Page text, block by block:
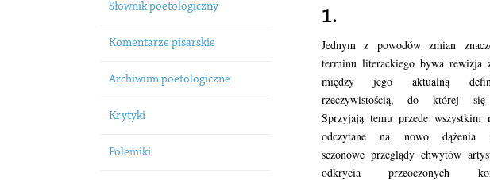
Słownik poetologiczny
Komentarze pisarskie
Archiwum poetologiczne
Krytyki
Polemiki
1.
Jednym z powodów zmian
terminu literackiego bywa rewizja
między jego aktualną
rzeczywistością, do której się
Sprzyjają temu przede wszystkim
odczytane na nowo dążenia
sezonowe przeglądy chwytów
odkrycia przeoczonych